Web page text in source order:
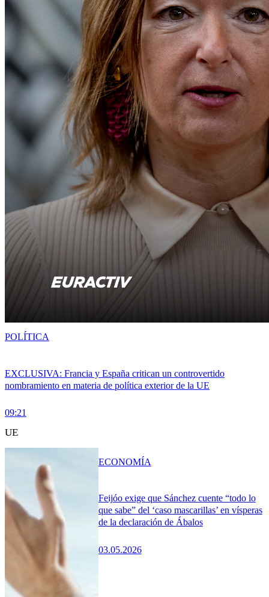
EXCLUSIVA: Francia y España critican un controvertido
nombramiento en materia de política exterior de la UE
09:21
POLÍTICA
UE
Feijóo exige que Sánchez cuente “todo lo
que sabe” del ‘caso mascarillas’ en vísperas
de la declaración de Ábalos
03.05.2026
ECONOMÍA